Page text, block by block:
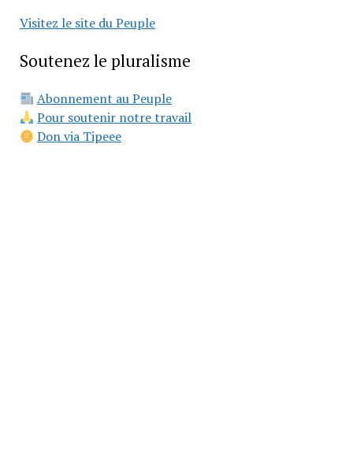
Visitez le site du Peuple
Soutenez le pluralisme
Abonnement au Peuple
Pour soutenir notre travail
Don via Tipeee